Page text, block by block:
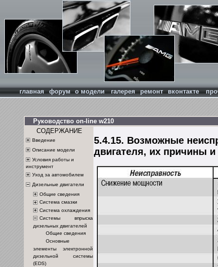
главная форум о модели галерея ремонт вконтакте
Руководство on-line w210
СОДЕРЖАНИЕ
Введение
Описание модели
Условия работы и
инструмент
Уход за автомобилем
Дизельные двигатели
Общие сведения
Система смазки
Система охлаждения
Системы впрыска
дизельных двигателей
Общие сведения
Основные
элементы электронной
дизельной системы
(EDS)
5.4.15. Возможные
двигателя, их причины